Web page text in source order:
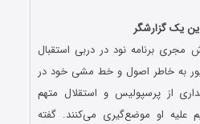
یک گزارشگر
برنامه نود در دربی استقبال
به خاطر اصول و خط مشی خود در
از پرسپولیس و استقلال متهم
علیه او موضع‌گیری می‌کنند. گفته